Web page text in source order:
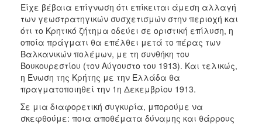
Είχε βέβαια επίγνωση ότι επίκειται άμεση αλλαγή
των γεωστρατηγικών συσχετισμών στην περιοχή και
ότι το Κρητικό ζήτημα οδεύει σε οριστική επίλυση, η
οποία πράγματι θα επέλθει μετά το πέρας των
Βαλκανικών πολέμων, με τη συνθήκη του
Βουκουρεστίου (τον Αύγουστο του 1913). Και τελικώς,
η Ένωση της Κρήτης με την Ελλάδα θα
πραγματοποιηθεί την 1η Δεκεμβρίου 1913.
Σε μια διαφορετική συγκυρία, μπορούμε να
σκεφθούμε: ποια αποθέματα δύναμης και θάρρους